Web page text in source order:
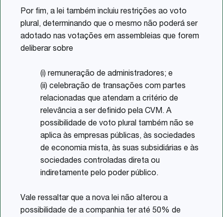
Por fim, a lei também incluiu restrições ao voto
plural, determinando que o mesmo não poderá ser
adotado nas votações em assembleias que forem
deliberar sobre
(i) remuneração de administradores; e
(ii) celebração de transações com partes
relacionadas que atendam a critério de
relevância a ser definido pela CVM. A
possibilidade de voto plural também não se
aplica às empresas públicas, às sociedades
de economia mista, às suas subsidiárias e às
sociedades controladas direta ou
indiretamente pelo poder público.
Vale ressaltar que a nova lei não alterou a
possibilidade de a companhia ter até 50% de